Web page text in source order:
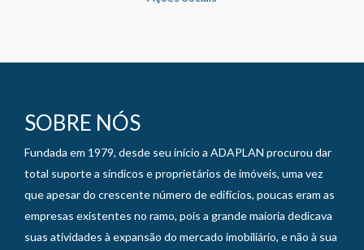
SOBRE NÓS
Fundada em 1979, desde seu início a ADAPLAN procurou dar
total suporte a síndicos e proprietários de imóveis, uma vez
que apesar do crescente número de edifícios, poucas eram as
empresas existentes no ramo, pois a grande maioria dedicava
suas atividades à expansão do mercado imobiliário, e não à sua